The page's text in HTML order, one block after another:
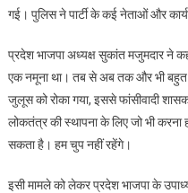
गई। पुलिस ने पार्टी के कई नेताओं और
प्रदेश भाजपा अध्यक्ष सुकांत मजुमदार ने
एक नमूना था। तब से अब तक और भी
जुलूस को रोका गया, इससे फांसीवादी
लोकतंत्र की स्थापना के लिए जो भी
सकता है। हम चुप नहीं रहेंगे।
इसी मामले को लेकर प्रदेश भाजपा के